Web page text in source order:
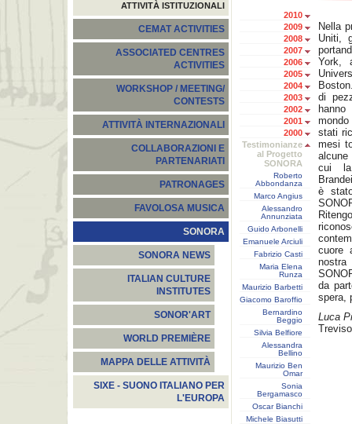
ATTIVITÀ ISTITUZIONALI
CEMAT ACTIVITIES
ASSOCIATED CENTRES
ACTIVITIES
WORKSHOP / MEETING/
CONTESTS
ATTIVITÀ INTERNAZIONALI
COLLABORAZIONI E
PARTENARIATI
PATRONAGES
FAVOLOSA MUSICA
SONORA
SONORA NEWS
ITALIAN CULTURE
INSTITUTES
SONOR'ART
WORLD PREMIÈRE
MAPPA DELLE ATTIVITÀ
SIXE - SUONO ITALIANO PER
L'EUROPA
2010
2009
2008
2007
2006
2005
2004
2003
2002
2001
2000
Testimonianze
al Progetto
SONORA
Roberto
Abbondanza
Marco Angius
Alessandro
Annunziata
Guido Arbonelli
Emanuele Arciuli
Fabrizio Casti
Maria Elena
Runza
Maurizio Barbetti
Giacomo Baroffio
Bernardino
Beggio
Silvia Belfiore
Alessandra
Bellino
Maurizio Ben
Omar
Sonia
Bergamasco
Oscar Bianchi
Michele Biasutti
Nella
Uniti,
York,
di
stati
mesi
cui la
è
cuore
da
spera,
Luca